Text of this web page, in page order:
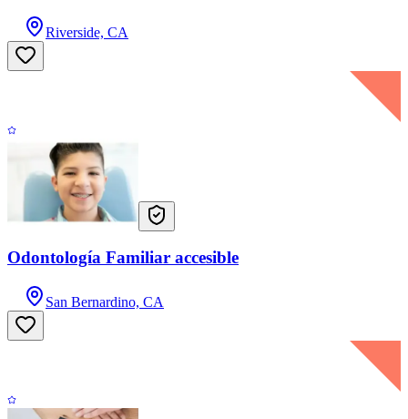
Riverside, CA
Odontología Familiar accesible
San Bernardino, CA